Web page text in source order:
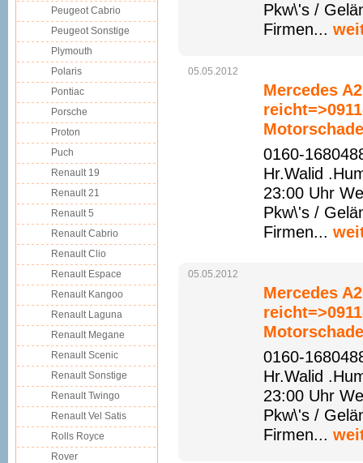
Pkw\'s /
Firmen...
05.05.2012
Mercedes
0160-
Hr.Walid
23:00 Uhr
Pkw\'s /
Firmen...
05.05.2012
Mercedes
0160-
Hr.Walid
23:00 Uhr
Pkw\'s /
Firmen...
Peugeot Cabrio
Peugeot Sonstige
Plymouth
Polaris
Pontiac
Porsche
Proton
Puch
Renault 19
Renault 21
Renault 5
Renault Cabrio
Renault Clio
Renault Espace
Renault Kangoo
Renault Laguna
Renault Megane
Renault Scenic
Renault Sonstige
Renault Twingo
Renault Vel Satis
Rolls Royce
Rover